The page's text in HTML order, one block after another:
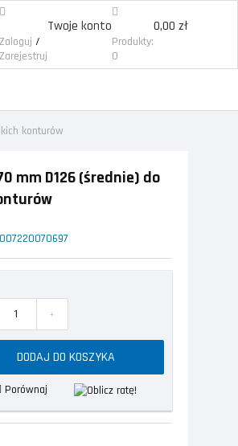
Twoje konto
Zaloguj /
Zarejestruj
0,00 zł
Produkty:
0
konturów
mm D126 (średnie) do
+
DODAJ DO KOSZYKA
Porównaj